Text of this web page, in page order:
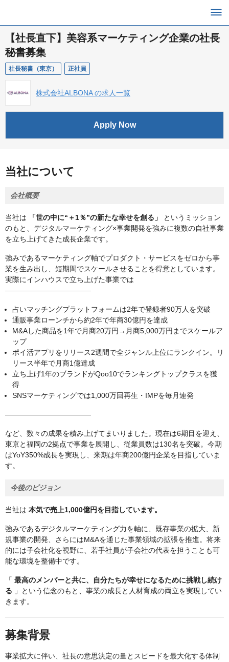
【社長直下】美容系マーケティング企業の社長
秘書募集
社長秘書（東京） 正社員
株式会社ALBONA の求人一覧
Apply Now
当社について
会社概要
当社は 「世の中に“＋1％”の新たな幸せを創る」
というミッション
のもと、デジタルマーケティング×事業開発を強みに複数の自社事業
を立ち上げてきた成長企業です。
強みであるマーケティング軸でプロダクト・サービスをゼロから事
業を生み出し、短期間でスケールさせることを得意としています。
実際にインハウスで立ち上げた事業では
――――――――――――
占いマッチングプラットフォームは2年で登録者90万人を突破
通販事業ローンチから約2年で年商30億円を達成
M&Aした商品を1年で月商20万円→月商5,000万円までスケールア
ップ
ポイ活アプリをリリース2週間で全ジャンル上位にランクイン。リ
リース半年で月商1億達成
立ち上げ1年のブランドがQoo10でランキングトップクラスを獲
得
SNSマーケティングでは1,000万回再生・IMPを毎月連発
――――――――――――
など、数々の成果を積み上げてまいりました。現在は6期目を迎え、
東京と福岡の2拠点で事業を展開し、従業員数は130名を突破。今期
はYoY350%成長を実現し、来期は年商200億円企業を目指していま
す。
今後のビジョン
当社は 本気で売上1,000億円を目指しています。
強みであるデジタルマーケティング力を軸に、既存事業の拡大、新
規事業の開発、さらにはM&Aを通じた事業領域の拡張を推進。将来
的には子会社化を視野に、若手社員が子会社の代表を担うことも可
能な環境を整備中です。
「 最高のメンバーと共に、自分たちが幸せになるために挑戦し続け
る 」という信念のもと、事業の成長と人材育成の両立を実現してい
きます。
募集背景
事業拡大に伴い、社長の意思決定の量とスピードを最大化する体制